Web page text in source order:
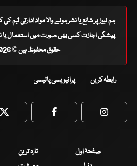
ہم نیوز پر شائع یا نشر ہونے والا مواد ادارتی ٹیم
پیشگی اجازت کسی بھی صورت میں استعمال یا
حقوق محفوظ ہیں © 2026
رابطہ کریں پرائیویسی پالیسی
Twitter Facebook
صفحۂ اول تازہ ترین